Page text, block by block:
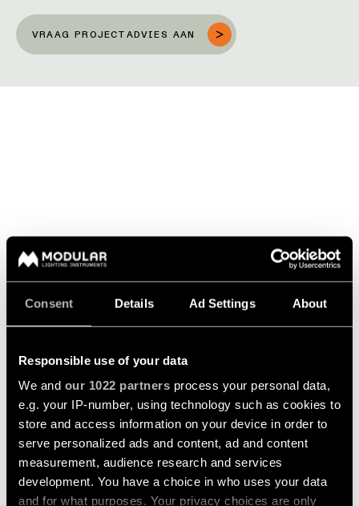
Consent Details Ad Settings About
Responsible use of your data
We and our 1022 partners process your personal data,
e.g. your IP-number, using technology such as cookies to
store and access information on your device in order to
serve personalized ads and content, ad and content
measurement, audience research and services
development. You have a choice in who uses your data
and for what purposes. Your privacy choices are only
VRAAG PROJECTADVIES AAN
MEERWAARDE MET PISTA
TRACK 48V
hoogteverschil van het plafond op door aan de ene kant
een rail met opbouwmontage te gebruiken en een
gependelde rail aan de andere kant. Uiteindelijk hadden we
slechts twee elektrische aansluitingen nodig om alles op
een prachtige manier te verlichten, van de etalage tot de
werktafels achteraan.